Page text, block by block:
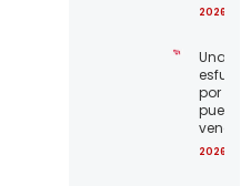
2026-
por el
pueblo
2026-